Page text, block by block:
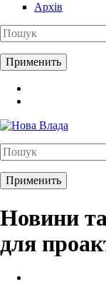
Архів
Новини
для